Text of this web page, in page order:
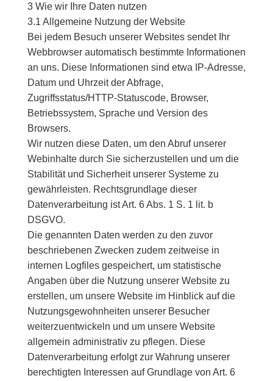
3 Wie wir Ihre Daten nutzen
3.1 Allgemeine Nutzung der Website
Bei jedem Besuch unserer Websites sendet Ihr
Webbrowser automatisch bestimmte Informationen
an uns. Diese Informationen sind etwa IP-Adresse,
Datum und Uhrzeit der Abfrage,
Zugriffsstatus/HTTP-Statuscode, Browser,
Betriebssystem, Sprache und Version des
Browsers.
Wir nutzen diese Daten, um den Abruf unserer
Webinhalte durch Sie sicherzustellen und um die
Stabilität und Sicherheit unserer Systeme zu
gewährleisten. Rechtsgrundlage dieser
Datenverarbeitung ist Art. 6 Abs. 1 S. 1 lit. b
DSGVO.
Die genannten Daten werden zu den zuvor
beschriebenen Zwecken zudem zeitweise in
internen Logfiles gespeichert, um statistische
Angaben über die Nutzung unserer Website zu
erstellen, um unsere Website im Hinblick auf die
Nutzungsgewohnheiten unserer Besucher
weiterzuentwickeln und um unsere Website
allgemein administrativ zu pflegen. Diese
Datenverarbeitung erfolgt zur Wahrung unserer
berechtigten Interessen auf Grundlage von Art. 6